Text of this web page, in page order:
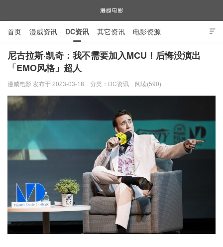
漫威电影

首页 漫威资讯 DC资讯 其它资讯 电影资源
电视剧资源 漫威图片
尼古拉斯·凯奇：我不需要加入MCU！后悔没演出
「EMO风格」超人
漫威电影 发布于 2023-03-18 分类： DC资讯 阅读(590)